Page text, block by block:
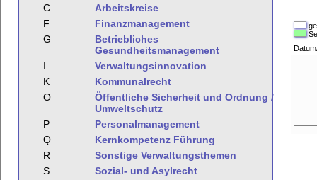
C
Arbeitskreise
F
Finanzmanagement
G
Betriebliches
Gesundheitsmanagement
I
Verwaltungsinnovation
K
Kommunalrecht
O
Öffentliche Sicherheit und Ordnung /
Umweltschutz
P
Personalmanagement
Q
Kernkompetenz Führung
R
Sonstige Verwaltungsthemen
S
Sozial- und Asylrecht